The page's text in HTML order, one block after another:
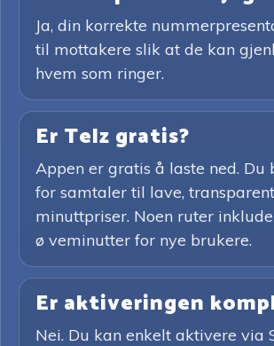
Ja, din korrekte
til mottakere slik at de kan
hvem som ringer.
Er Telz gratis?
Appen er gratis å laste ned. Du
for samtaler til lave,
minuttpriser. Noen ruter
ø veminutter for nye brukere.
Er aktiveringen
Nei. Du kan enkelt aktivere via